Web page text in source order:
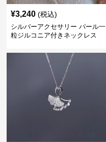
¥3,240 (税込)
シルバーアクセサリー パール一
粒ジルコニア付きネックレス